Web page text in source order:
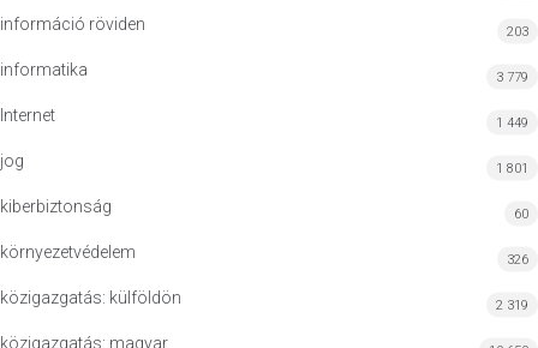
információ röviden 203
informatika 3 779
Internet 1 449
jog 1 801
kiberbiztonság 60
környezetvédelem 326
közigazgatás: külföldön 2 319
közigazgatás: magyar